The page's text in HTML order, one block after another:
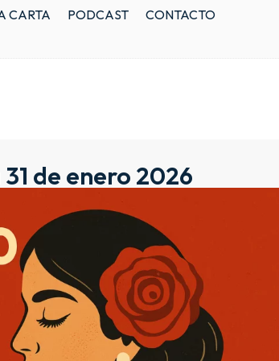
CARTA PODCAST CONTACTO
de enero 2026